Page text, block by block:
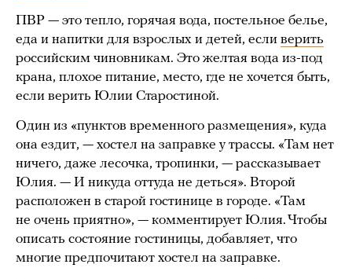
ПВР — это тепло, горячая вода, постельное белье,
еда и напитки для взрослых и детей, если верить
российским чиновникам. Это желтая вода из-под
крана, плохое питание, место, где не хочется быть,
если верить Юлии Старостиной.
Один из «пунктов временного размещения», куда
она ездит, — хостел на заправке у трассы. «Там нет
ничего, даже лесочка, тропинки, — рассказывает
Юлия. — И никуда оттуда не деться». Второй
расположен в старой гостинице в городе. «Там
не очень приятно», — комментирует Юлия. Чтобы
описать состояние гостиницы, добавляет, что
многие предпочитают хостел на заправке.